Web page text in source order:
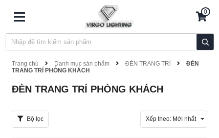
0
Trang chủ Danh mục sản phẩm ĐÈN TRANG TRÍ
ĐÈN
TRANG TRÍ PHÒNG KHÁCH
ĐÈN TRANG TRÍ PHÒNG KHÁCH
Bộ lọc Xếp theo: Mới nhất